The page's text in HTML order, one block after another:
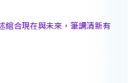
綰合現在與未來，筆調清新有